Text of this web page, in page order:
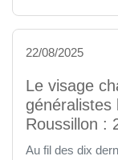
22/08/2025
Le visage
généralistes
Roussillon :
Au fil des dix